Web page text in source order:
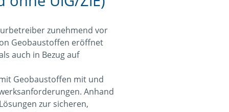
zunehmend vor
Geobaustoffen eröffnet
auch in Bezug auf
Geobaustoffen mit und
Anhand
zur sicheren,